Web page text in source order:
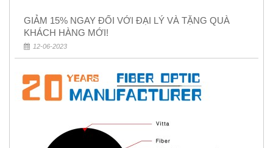
GIẢM 15% NGAY ĐỐI VỚI ĐẠI LÝ VÀ TẶNG QUÀ
KHÁCH HÀNG MỚI!
12-06-2023